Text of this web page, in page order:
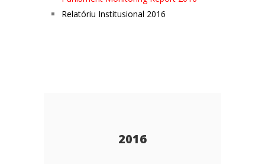
Relatóriu Institusional 2016
2016